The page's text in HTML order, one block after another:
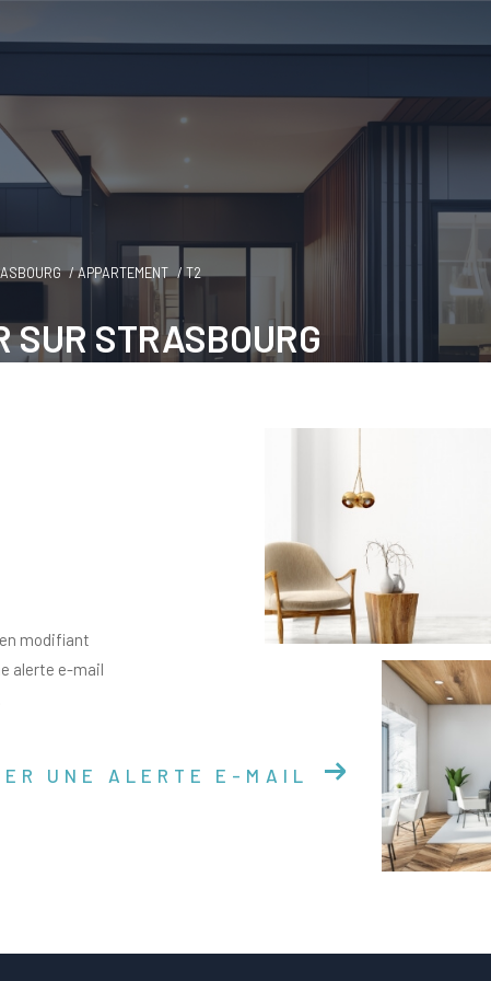
APPARTEMENT T2
STRASBOURG
modifiant
alerte e-mail
UNE ALERTE E-MAIL